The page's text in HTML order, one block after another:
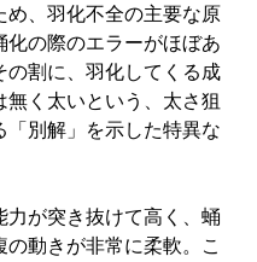
め、羽化不全の主要な原
化の際のエラーがほぼあ
の割に、羽化してくる成
無く太いという、太さ狙
「別解」を示した特異な
力が突き抜けて高く、蛹
の動きが非常に柔軟。こ